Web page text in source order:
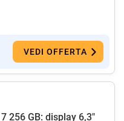
VEDI OFFERTA
256 GB: display 6,3"